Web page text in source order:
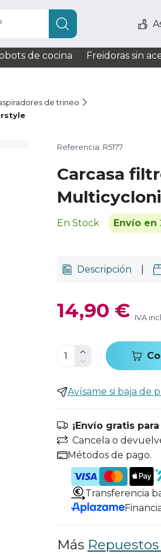
de cocina Freidoras sin
de trineo
Referencia: R5177
Carcasa
En Stock Envío en
Descripción
14,90 € IVA
Avísame si baja de
¡Envío gratis
Cancela o
Métodos de pago.
Transferencia
Más